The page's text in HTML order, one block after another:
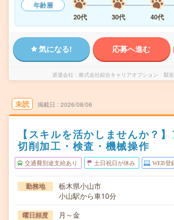
年齢層
20代
30代 40代
気になる! 応募へ進む
派遣会社 株式会社綜合キャリアオプション 製造
未読 掲載日 2026/08/06
【スキルを活かしませんか？
切削加工・検査・機械操作
交通費別途支給あり 土日祝日が休み WEB登
勤務地
栃木県小山市
小山駅から車10分
曜日頻度 月～金